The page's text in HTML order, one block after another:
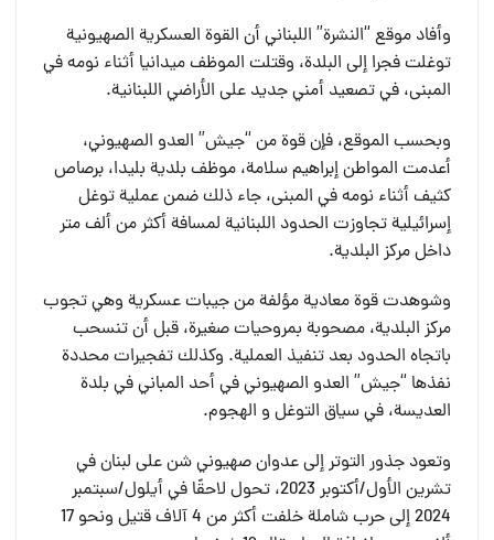
وأفاد موقع “النشرة” اللبناني أن القوة العسكرية الصهيونية
توغلت فجرا إلى البلدة، وقتلت الموظف ميدانيا أثناء نومه في
المبنى، في تصعيد أمني جديد على الأراضي اللبنانية.
وبحسب الموقع، فإن قوة من “جيش” العدو الصهيوني،
أعدمت المواطن إبراهيم سلامة، موظف بلدية بليدا، برصاص
كثيف أثناء نومه في المبنى، جاء ذلك ضمن عملية توغل
إسرائيلية تجاوزت الحدود اللبنانية لمسافة أكثر من ألف متر
داخل مركز البلدية.
وشوهدت قوة معادية مؤلفة من جيبات عسكرية وهي تجوب
مركز البلدية، مصحوبة بمروحيات صغيرة، قبل أن تنسحب
باتجاه الحدود بعد تنفيذ العملية. وكذلك تفجيرات محددة
نفذها “جيش” العدو الصهيوني في أحد المباني في بلدة
العديسة، في سياق التوغل و الهجوم.
وتعود جذور التوتر إلى عدوان صهيوني شن على لبنان في
تشرين الأول/أكتوبر 2023، تحول لاحقًا في أيلول/سبتمبر
2024 إلى حرب شاملة خلفت أكثر من 4 آلاف قتيل ونحو 17